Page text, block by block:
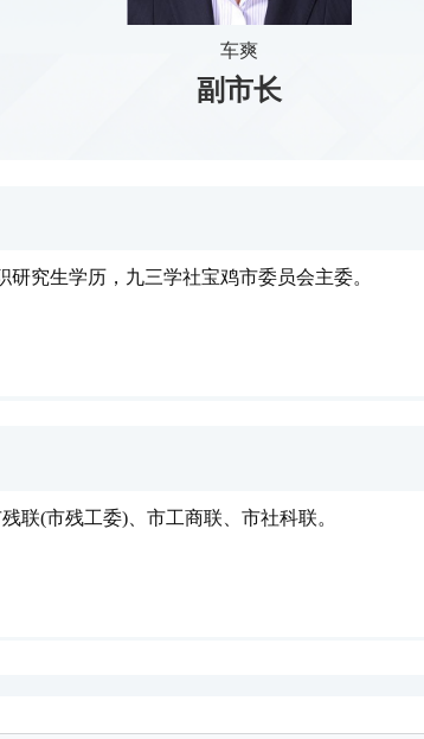
车爽
副市长
究生学历，九三学社宝鸡市委员会主委。
联(市残工委)、市工商联、市社科联。